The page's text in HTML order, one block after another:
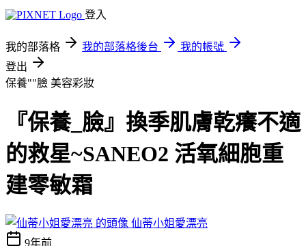
登入
我的部落格 我的部落格後台
我的帳號
登出
保養""臉 美容彩妝
『保養_臉』換季肌膚乾癢不適
的救星~SANEO2 活氧細胞重
建零敏霜
仙蒂小姐愛漂亮
9年前